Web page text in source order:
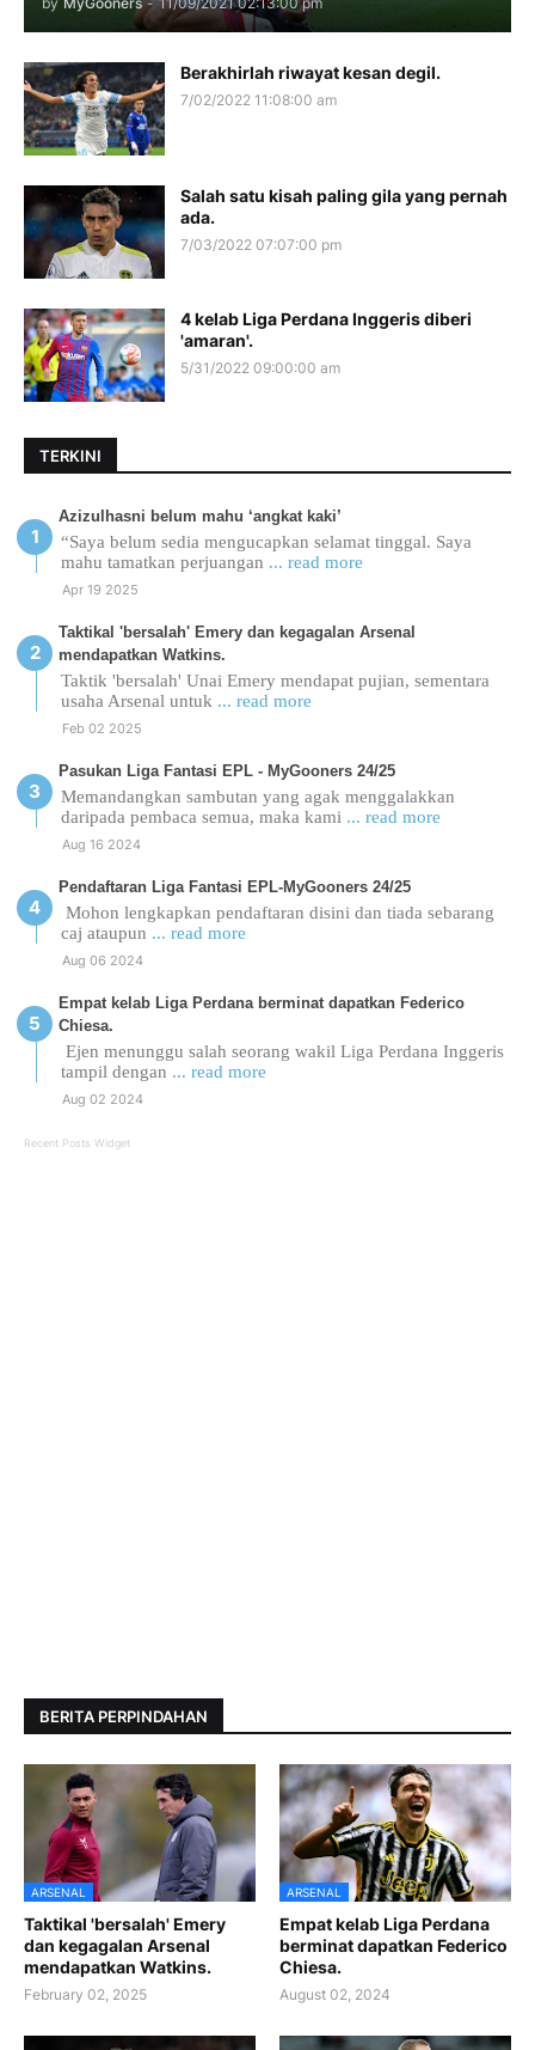
Berakhirlah riwayat kesan degil.
7/02/2022 11:08:00 am
Salah satu kisah paling gila yang pernah
ada.
7/03/2022 07:07:00 pm
4 kelab Liga Perdana Inggeris diberi
'amaran'.
5/31/2022 09:00:00 am
TERKINI
Azizulhasni belum mahu ‘angkat kaki’
“Saya belum sedia mengucapkan selamat tinggal. Saya
mahu tamatkan perjuangan ... read more
Apr 19 2025
Taktikal 'bersalah' Emery dan kegagalan Arsenal
mendapatkan Watkins.
Taktik 'bersalah' Unai Emery mendapat pujian, sementara
usaha Arsenal untuk ... read more
Feb 02 2025
Pasukan Liga Fantasi EPL - MyGooners 24/25
Memandangkan sambutan yang agak menggalakkan
daripada pembaca semua, maka kami ... read more
Aug 16 2024
Pendaftaran Liga Fantasi EPL-MyGooners 24/25
Mohon lengkapkan pendaftaran disini dan tiada sebarang
caj ataupun ... read more
Aug 06 2024
Empat kelab Liga Perdana berminat dapatkan Federico
Chiesa.
Ejen menunggu salah seorang wakil Liga Perdana Inggeris
tampil dengan ... read more
Aug 02 2024
Recent Posts Widget
BERITA PERPINDAHAN
ARSENAL
Taktikal 'bersalah' Emery
dan kegagalan Arsenal
mendapatkan Watkins.
February 02, 2025
ARSENAL
Empat kelab Liga Perdana
berminat dapatkan Federico
Chiesa.
August 02, 2024